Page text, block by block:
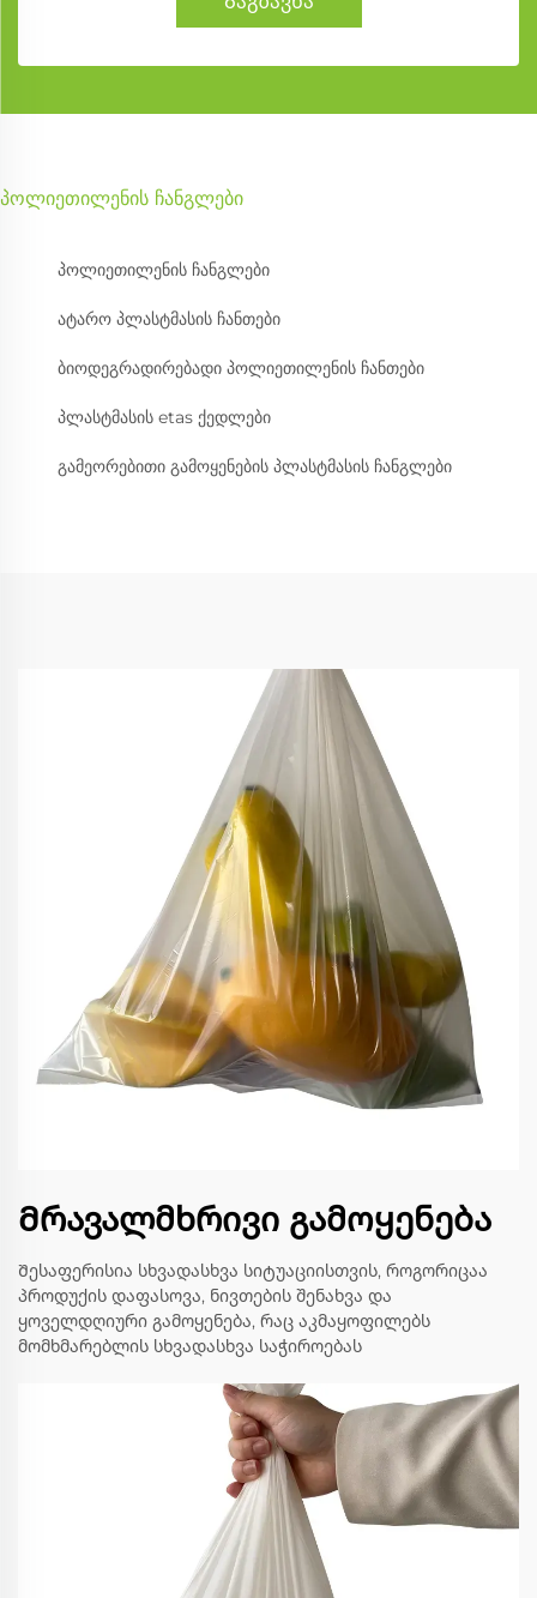
პოლიეთილენის ჩანგლები
პოლიეთილენის ჩანგლები
ატარო პლასტმასის ჩანთები
ბიოდეგრადირებადი პოლიეთილენის ჩანთები
პლასტმასის etas ქედლები
გამეორებითი გამოყენების პლასტმასის ჩანგლები
Მრავალმხრივი გამოყენება
Შესაფერისია სხვადასხვა სიტუაციისთვის, როგორიცაა
პროდუქის დაფასოვა, ნივთების შენახვა და
ყოველდღიური გამოყენება, რაც აკმაყოფილებს
მომხმარებლის სხვადასხვა საჭიროებას